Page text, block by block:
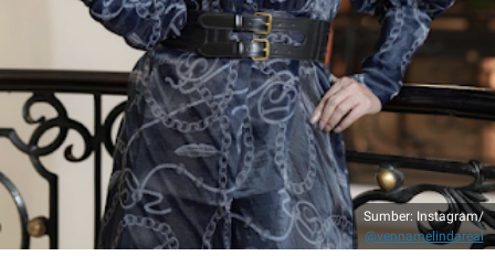
Sumber: Instagram/
@vennamelindareal